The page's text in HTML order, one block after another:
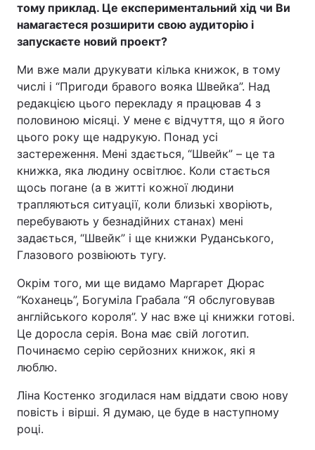
тому приклад. Це експериментальний хід чи Ви
намагаєтеся розширити свою аудиторію і
запускаєте новий проект?
Ми вже мали друкувати кілька книжок, в тому
числі і “Пригоди бравого вояка Швейка”. Над
редакцією цього перекладу я працював 4 з
половиною місяці. У мене є відчуття, що я його
цього року ще надрукую. Понад усі
застереження. Мені здається, “Швейк” – це та
книжка, яка людину освітлює. Коли стається
щось погане (а в житті кожної людини
трапляються ситуації, коли близькі хворіють,
перебувають у безнадійних станах) мені
задається, “Швейк” і ще книжки Руданського,
Глазового розвіюють тугу.
Окрім того, ми ще видамо Маргарет Дюрас
“Коханець”, Богуміла Грабала “Я обслуговував
англійського короля”. У нас вже ці книжки готові.
Це доросла серія. Вона має свій логотип.
Починаємо серію серйозних книжок, які я
люблю.
Ліна Костенко згодилася нам віддати свою нову
повість і вірші. Я думаю, це буде в наступному
році.